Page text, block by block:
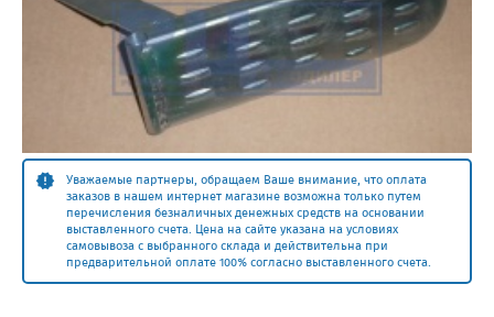
Уважаемые партнеры, обращаем Ваше внимание, что оплата
заказов в нашем интернет магазине возможна только путем
перечисления безналичных денежных средств на основании
выставленного счета. Цена на сайте указана на условиях
самовывоза с выбранного склада и действительна при
предварительной оплате 100% согласно выставленного счета.